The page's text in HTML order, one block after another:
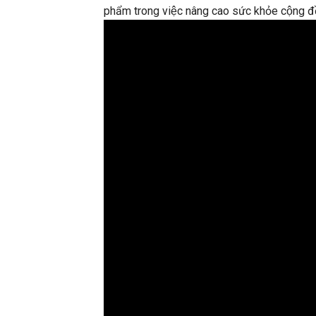
phẩm trong việc nâng cao sức khỏe cộng